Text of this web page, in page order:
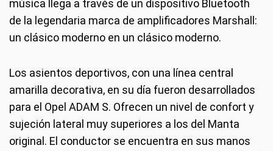
música llega a través de un dispositivo Bluetooth
de la legendaria marca de amplificadores Marshall:
un clásico moderno en un clásico moderno.
Los asientos deportivos, con una línea central
amarilla decorativa, en su día fueron desarrollados
para el Opel ADAM S. Ofrecen un nivel de confort y
sujeción lateral muy superiores a los del Manta
original. El conductor se encuentra en sus manos